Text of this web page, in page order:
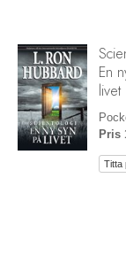
En
livet
Pris
Titta